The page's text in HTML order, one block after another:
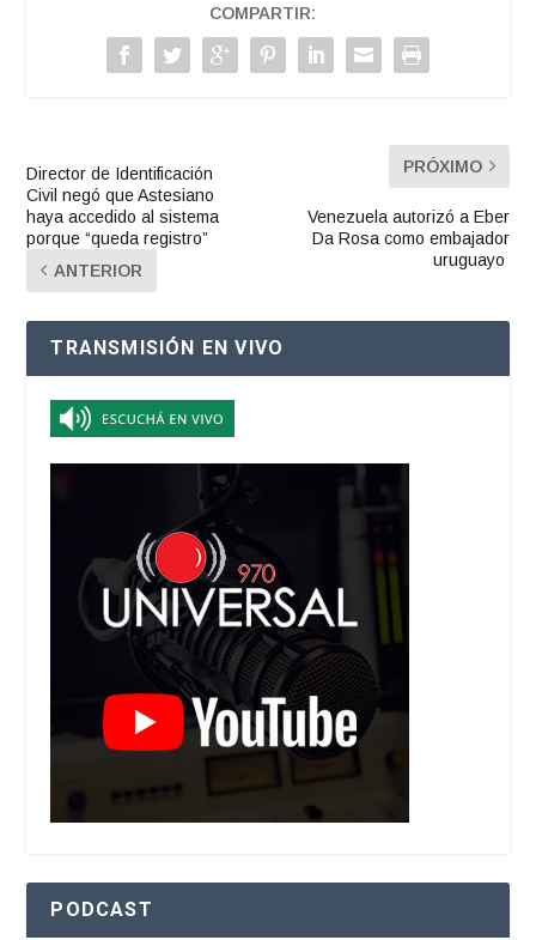
COMPARTIR:
Director de Identificación
Civil negó que Astesiano
haya accedido al sistema
porque “queda registro”
ANTERIOR
PRÓXIMO
Venezuela autorizó a Eber
Da Rosa como embajador
uruguayo
TRANSMISIÓN EN VIVO
PODCAST